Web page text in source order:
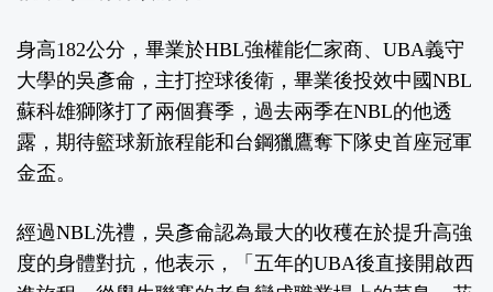
身高182公分，畢業於HBL強權能仁家商、UBA義守
大學的吳彥侖，主打控球後衛，畢業後投效中國NBL
蘇科雄獅隊打了兩個賽季，過去兩季在NBL的他透
露，期待籃球新旅程能和台鋼獵鷹奪下隊史首座冠軍
金盃。
經過NBL洗禮，吳彥侖認為最大的收穫在於提升高強
度的身體對抗，他表示，「五年的UBA後直接開啟西